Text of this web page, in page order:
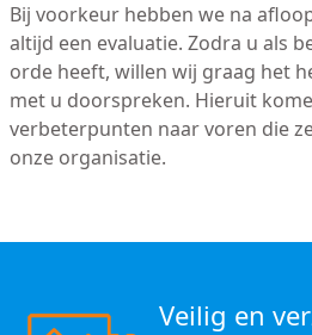
Bij voorkeur hebben we na
altijd een evaluatie. Zodra u als
orde heeft, willen wij graag het
met u doorspreken. Hieruit
verbeterpunten naar voren die
onze organisatie.
Veilig en